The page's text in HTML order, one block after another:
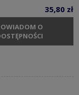
35,80 zł
O